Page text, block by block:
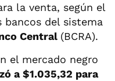
la venta, según el
bancos del sistema
Central (BCRA).
el mercado negro
a $1.035,32 para